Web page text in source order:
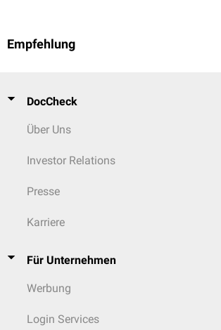
Empfehlung
DocCheck
Über Uns
Investor Relations
Presse
Karriere
Für Unternehmen
Werbung
Login Services